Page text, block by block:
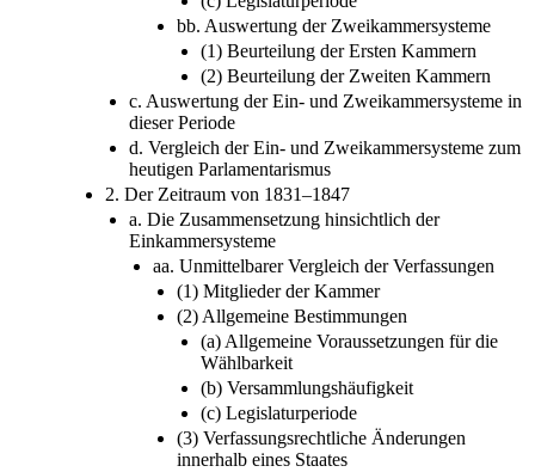
bb. Auswertung der Zweikammersysteme
(1) Beurteilung der Ersten Kammern
(2) Beurteilung der Zweiten Kammern
c. Auswertung der Ein- und Zweikammersysteme in
dieser Periode
d. Vergleich der Ein- und Zweikammersysteme zum
heutigen Parlamentarismus
2. Der Zeitraum von 1831–1847
a. Die Zusammensetzung hinsichtlich der
Einkammersysteme
aa. Unmittelbarer Vergleich der Verfassungen
(1) Mitglieder der Kammer
(2) Allgemeine Bestimmungen
(a) Allgemeine Voraussetzungen für die
Wählbarkeit
(b) Versammlungshäufigkeit
(c) Legislaturperiode
(3) Verfassungsrechtliche Änderungen
innerhalb eines Staates